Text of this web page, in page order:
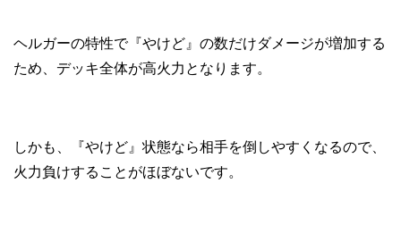
ヘルガーの特性で『やけど』の数だけダメージが増加する
ため、デッキ全体が高火力となります。
しかも、『やけど』状態なら相手を倒しやすくなるので、
火力負けすることがほぼないです。